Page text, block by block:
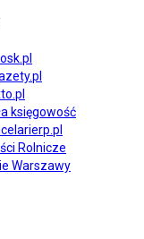
księgowość
Rolnicze
Warszawy